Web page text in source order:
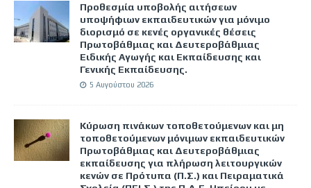
Προθεσμία υποβολής αιτήσεων
υποψήφιων εκπαιδευτικών για μόνιμο
διορισμό σε κενές οργανικές θέσεις
Πρωτοβάθμιας και Δευτεροβάθμιας
Ειδικής Αγωγής και Εκπαίδευσης και
Γενικής Εκπαίδευσης.
5 Αυγούστου 2026
Κύρωση πινάκων τοποθετούμενων και μη
τοποθετούμενων μόνιμων εκπαιδευτικών
Πρωτοβάθμιας και Δευτεροβάθμιας
εκπαίδευσης για πλήρωση λειτουργικών
κενών σε Πρότυπα (Π.Σ.) και Πειραματικά